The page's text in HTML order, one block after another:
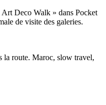
Deco Walk » dans Pocket
de visite des galeries.
la route. Maroc, slow travel,